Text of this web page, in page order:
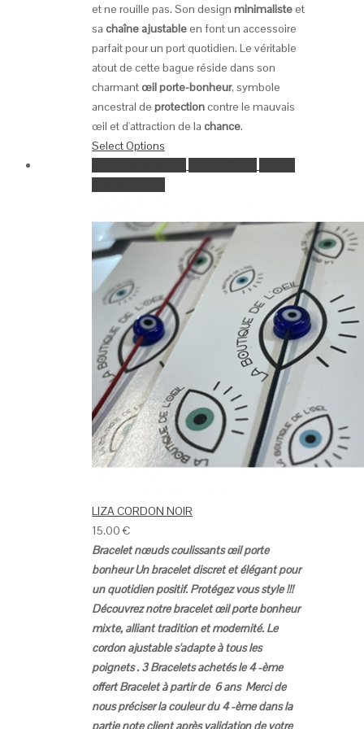
et ne rouille pas. Son design minimalisteet
sa chaîne ajustableen font un accessoire
parfait pour un port quotidien. Le véritable
atout de cette bague réside dans son
charmant œil porte-bonheur, symbole
ancestral de protectioncontre le mauvais
œil et d'attraction de la chance.
Select Options
LIZA CORDON NOIR
15.00€
Bracelet nœuds coulissants œil porte
bonheur Un bracelet discret et élégant pour
un quotidien positif. Protégez vous style !!!
Découvrez notre bracelet œil porte bonheur
mixte, alliant tradition et modernité. Le
cordon ajustable s'adapte à tous les
poignets . 3 Bracelets achetés le 4 -ème
offert Bracelet à partir de 6 ans Merci de
nous préciser la couleur du 4 -ème dans la
partie note client après validation de votre